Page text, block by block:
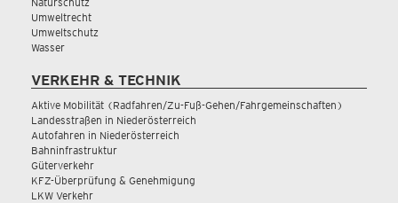
Umweltrecht
Umweltschutz
Wasser
VERKEHR & TECHNIK
Aktive Mobilität (Radfahren/Zu-Fuß-Gehen/Fahrgemeinschaften)
Landesstraßen in Niederösterreich
Autofahren in Niederösterreich
Bahninfrastruktur
Güterverkehr
KFZ-Überprüfung & Genehmigung
LKW Verkehr